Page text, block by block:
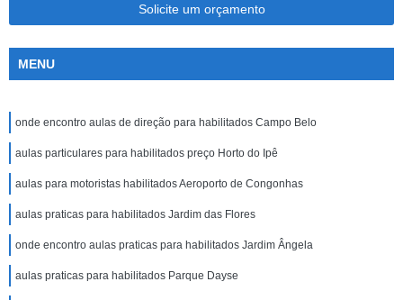
Solicite um orçamento
MENU
onde encontro aulas de direção para habilitados Campo Belo
aulas particulares para habilitados preço Horto do Ipê
aulas para motoristas habilitados Aeroporto de Congonhas
aulas praticas para habilitados Jardim das Flores
onde encontro aulas praticas para habilitados Jardim Ângela
aulas praticas para habilitados Parque Dayse